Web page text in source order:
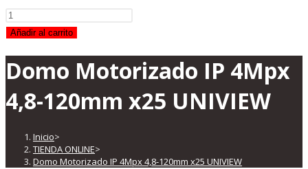
Domo
Motorizado
4Mpx
4,8-
120mm
UNIVIEW
cantidad
Añadir al carrito
Domo Motorizado IP 4Mpx
4,8-120mm x25 UNIVIEW
Inicio>
TIENDA ONLINE>
Domo Motorizado IP 4Mpx 4,8-120mm x25 UNIVIEW